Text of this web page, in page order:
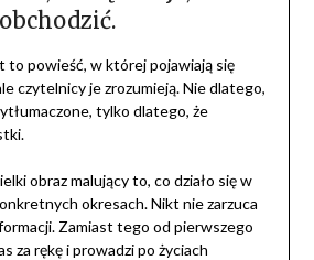
to powieść, w której pojawiają się
czytelnicy je zrozumieją. Nie dlatego,
tylko dlatego, że
obraz malujący to, co działo się w
okresach. Nikt nie zarzuca
Zamiast tego od pierwszego
za rękę i prowadzi po życiach